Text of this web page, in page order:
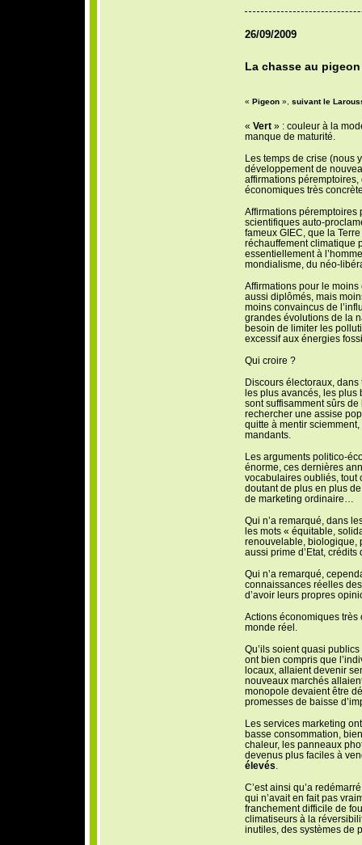
26/09/2009
La chasse au
« Pigeon», suivant le
« Vert» : couleur à la
manque de maturité.
Les temps de crise (nous
développement de
affirmations
économiques très
Affirmations péremptoires
scientifiques auto-
fameux GIEC, que la
réchauffement climatique
essentiellement à
mondialisme, du néo-
Affirmations pour le moins
aussi diplômés, mais
moins convaincus de
grandes évolutions de la
besoin de limiter les
excessif aux énergies
Qui croire ?
Discours électoraux,
les plus avancés, les
sont suffisamment sûrs
rechercher une assise
quitte à mentir
mandants.
Les arguments politico-
énorme, ces dernières
vocabulaires oubliés, tout
doutant de plus en plus
de marketing ordinaire…
Qui n’a remarqué, dans
les mots « équitable,
renouvelable, biologique,
aussi prime d’Etat,
Qui n’a remarqué,
connaissances réelles
d’avoir leurs propres
Actions économiques très
monde réel.
Qu’ils soient quasi
ont bien compris que
locaux, allaient devenir
nouveaux marchés
monopole devaient être
promesses de baisse
Les services marketing
basse consommation,
chaleur, les panneaux
devenus plus faciles à
élevés
C’est ainsi qu’a
qui n’avait en fait pas
franchement difficile de
climatiseurs à la
inutiles, des systèmes de